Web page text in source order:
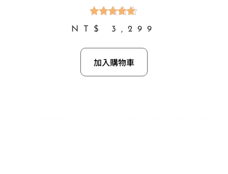
評分
5.00
NT$ 3,299
加入購物車